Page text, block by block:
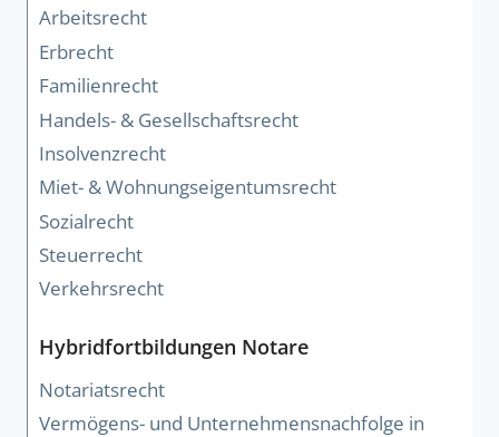
Arbeitsrecht
Erbrecht
Familienrecht
Handels- & Gesellschaftsrecht
Insolvenzrecht
Miet- & Wohnungseigentumsrecht
Sozialrecht
Steuerrecht
Verkehrsrecht
Hybridfortbildungen Notare
Notariatsrecht
Vermögens- und Unternehmensnachfolge in